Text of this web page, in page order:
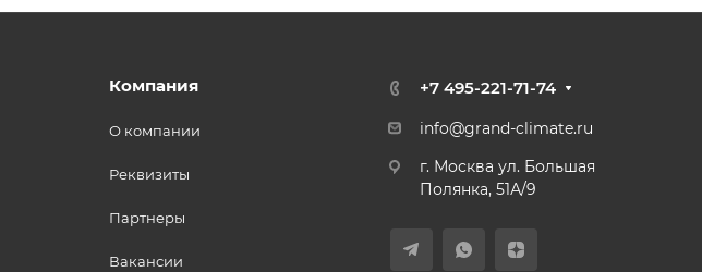
Компания
О компании
Реквизиты
Партнеры
Вакансии
+7 495-221-71-74
info@grand-climate.ru
г. Москва ул. Большая
Полянка, 51А/9